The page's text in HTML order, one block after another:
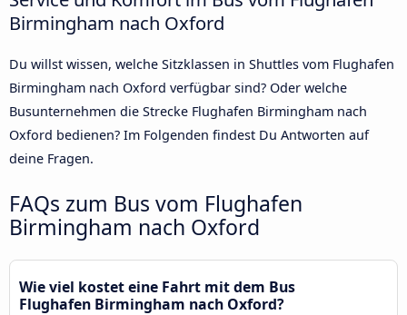
Birmingham nach Oxford
Du willst wissen, welche Sitzklassen in Shuttles vom Flughafen
Birmingham nach Oxford verfügbar sind? Oder welche
Busunternehmen die Strecke Flughafen Birmingham nach
Oxford bedienen? Im Folgenden findest Du Antworten auf
deine Fragen.
FAQs zum Bus vom Flughafen
Birmingham nach Oxford
Wie viel kostet eine Fahrt mit dem Bus
Flughafen Birmingham nach Oxford?